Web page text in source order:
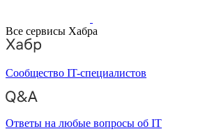
Все сервисы Хабра
Сообщество IT-специалистов
Ответы на любые вопросы об IT